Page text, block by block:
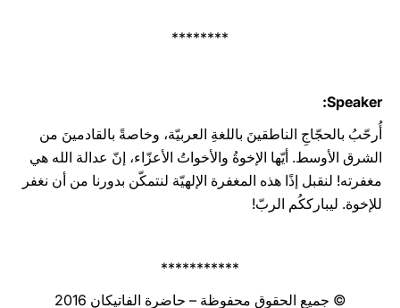
********
Speaker:
أُرحّبُ بالحجّاجِ الناطقينَ باللغةِ العربيّة، وخاصةً بالقادمينَ من
الشرق الأوسط. أيّها الإخوةُ والأخواتُ الأعزّاء، إنّ عدالة الله هي
مغفرته! لنقبل إذًا هذه المغفرة الإلهيّة لنتمكّن بدورنا من أن نغفر
للإخوة. ليبارككُم الربّ!
***********
© جميع الحقوق محفوظة – حاضرة الفاتيكان 2016